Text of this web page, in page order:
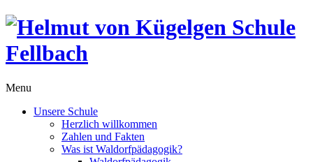
Menu
Unsere Schule
Herzlich willkommen
Zahlen und Fakten
Was ist Waldorfpädagogik?